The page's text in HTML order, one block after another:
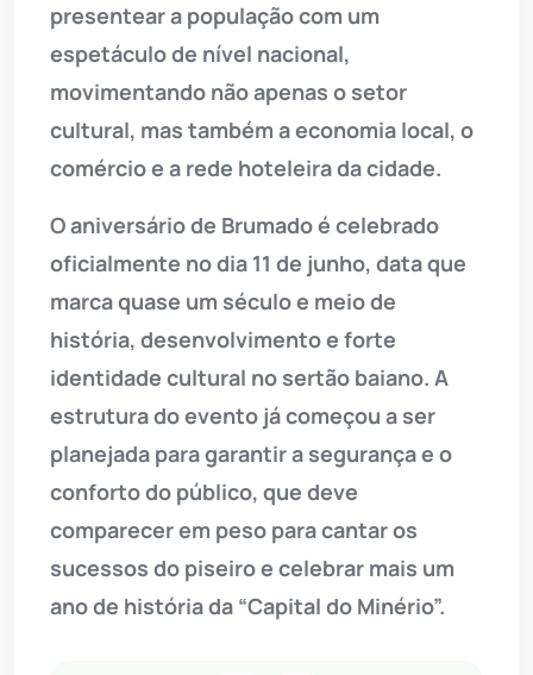
presentear a população com um
espetáculo de nível nacional,
movimentando não apenas o setor
cultural, mas também a economia local, o
comércio e a rede hoteleira da cidade.
O aniversário de Brumado é celebrado
oficialmente no dia 11 de junho, data que
marca quase um século e meio de
história, desenvolvimento e forte
identidade cultural no sertão baiano. A
estrutura do evento já começou a ser
planejada para garantir a segurança e o
conforto do público, que deve
comparecer em peso para cantar os
sucessos do piseiro e celebrar mais um
ano de história da “Capital do Minério”.